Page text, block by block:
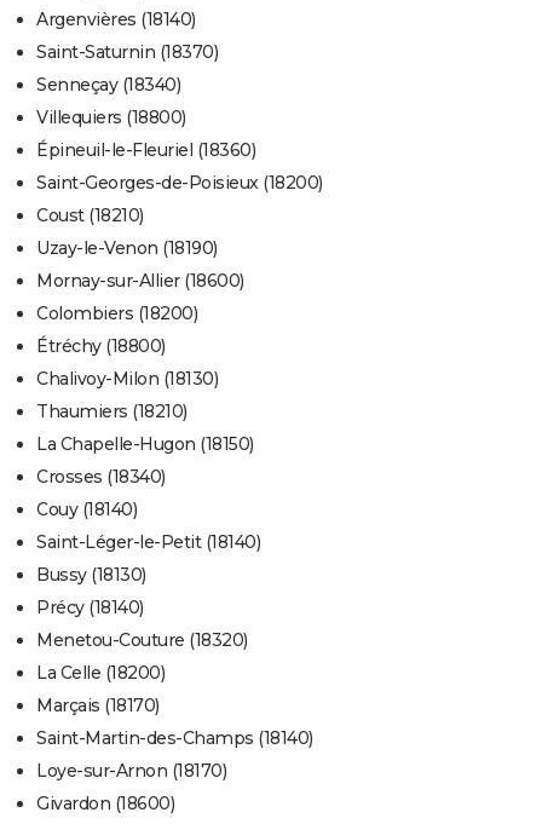
Argenvières (18140)
Saint-Saturnin (18370)
Senneçay (18340)
Villequiers (18800)
Épineuil-le-Fleuriel (18360)
Saint-Georges-de-Poisieux (18200)
Coust (18210)
Uzay-le-Venon (18190)
Mornay-sur-Allier (18600)
Colombiers (18200)
Étréchy (18800)
Chalivoy-Milon (18130)
Thaumiers (18210)
La Chapelle-Hugon (18150)
Crosses (18340)
Couy (18140)
Saint-Léger-le-Petit (18140)
Bussy (18130)
Précy (18140)
Menetou-Couture (18320)
La Celle (18200)
Marçais (18170)
Saint-Martin-des-Champs (18140)
Loye-sur-Arnon (18170)
Givardon (18600)